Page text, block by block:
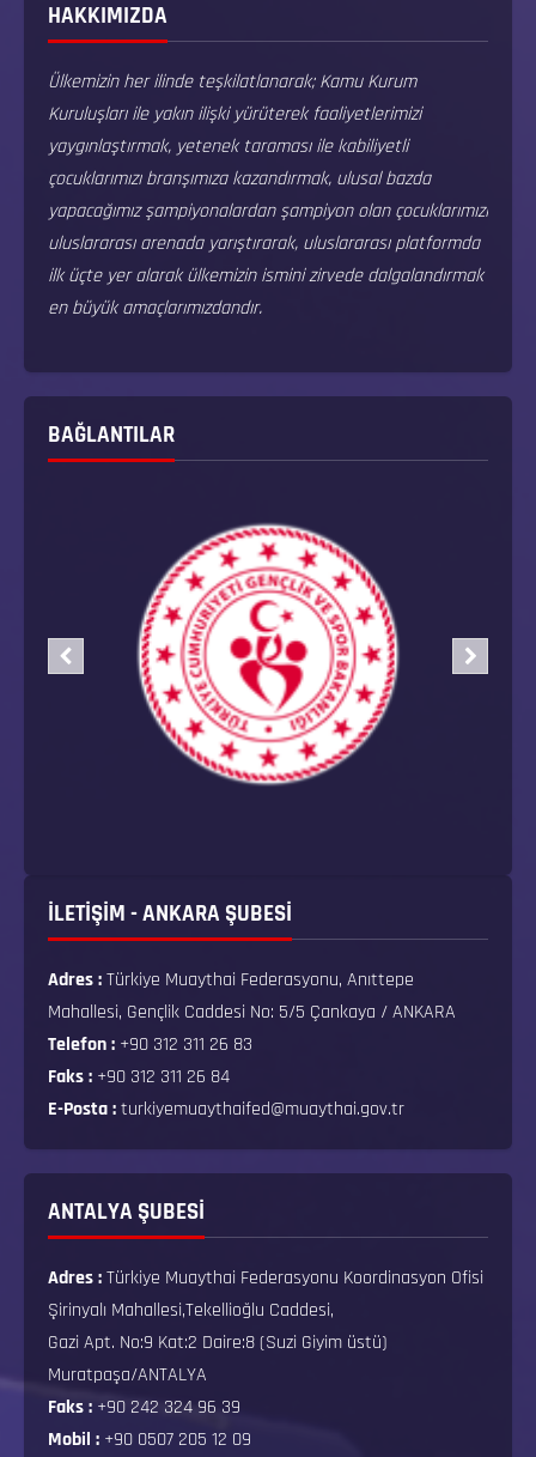
HAKKIMIZDA
Ülkemizin her ilinde teşkilatlanarak; Kamu Kurum
Kuruluşları ile yakın ilişki yürüterek faaliyetlerimizi
yaygınlaştırmak, yetenek taraması ile kabiliyetli
çocuklarımızı branşımıza kazandırmak, ulusal bazda
yapacağımız şampiyonalardan şampiyon olan çocuklarımızı
uluslararası arenada yarıştırarak, uluslararası platformda
ilk üçte yer alarak ülkemizin ismini zirvede dalgalandırmak
en büyük amaçlarımızdandır.
BAĞLANTILAR
İLETİŞİM - ANKARA ŞUBESİ
Adres :Türkiye Muaythai Federasyonu, Anıttepe
Mahallesi, Gençlik Caddesi No: 5/5 Çankaya / ANKARA
Telefon : +90 312 311 26 83
Faks : +90 312 311 26 84
E-Posta :turkiyemuaythaifed@muaythai.gov.tr
ANTALYA ŞUBESİ
Adres :Türkiye Muaythai Federasyonu Koordinasyon Ofisi
Şirinyalı Mahallesi,Tekellioğlu Caddesi,
Gazi Apt. No:9 Kat:2 Daire:8 (Suzi Giyim üstü)
Muratpaşa/ANTALYA
Faks : +90 242 324 96 39
Mobil : +90 0507 205 12 09